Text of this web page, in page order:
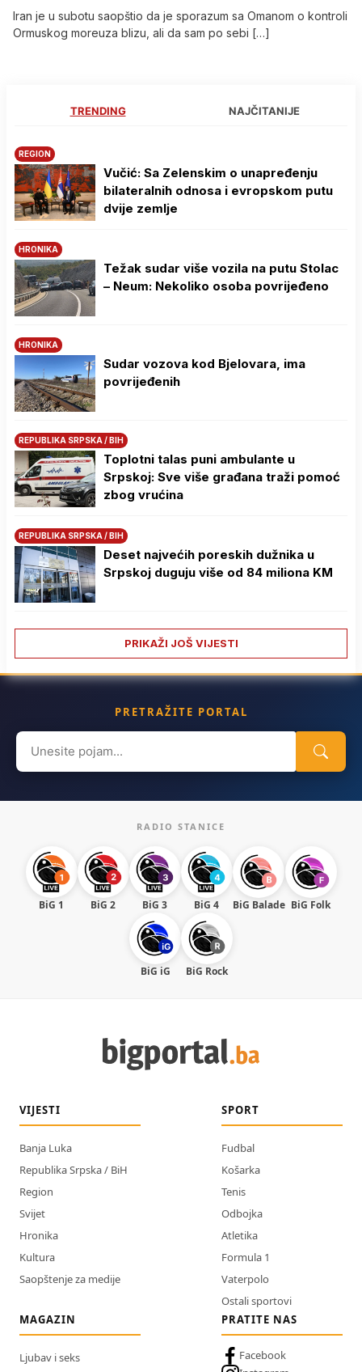
Iran je u subotu saopštio da je sporazum sa Omanom o kontroli
Ormuskog moreuza blizu, ali da sam po sebi […]
TRENDING NAJČITANIJE
REGION
Vučić: Sa Zelenskim o unapređenju
bilateralnih odnosa i evropskom putu
dvije zemlje
HRONIKA
Težak sudar više vozila na putu Stolac
– Neum: Nekoliko osoba povrijeđeno
HRONIKA
Sudar vozova kod Bjelovara, ima
povrijeđenih
REPUBLIKA SRPSKA / BIH
Toplotni talas puni ambulante u
Srpskoj: Sve više građana traži pomoć
zbog vrućina
REPUBLIKA SRPSKA / BIH
Deset najvećih poreskih dužnika u
Srpskoj duguju više od 84 miliona KM
PRIKAŽI JOŠ VIJESTI
PRETRAŽITE PORTAL
Search
for:
RADIO STANICE
BiG 1 BiG 2 BiG 3 BiG 4 BiG Balade BiG Folk
BiG iG BiG Rock
VIJESTI
Banja Luka
Republika Srpska / BiH
Region
Svijet
Hronika
Kultura
Saopštenje za medije
SPORT
Fudbal
Košarka
Tenis
Odbojka
Atletika
Formula 1
Vaterpolo
Ostali sportovi
MAGAZIN
Ljubav i seks
PRATITE NAS
Facebook